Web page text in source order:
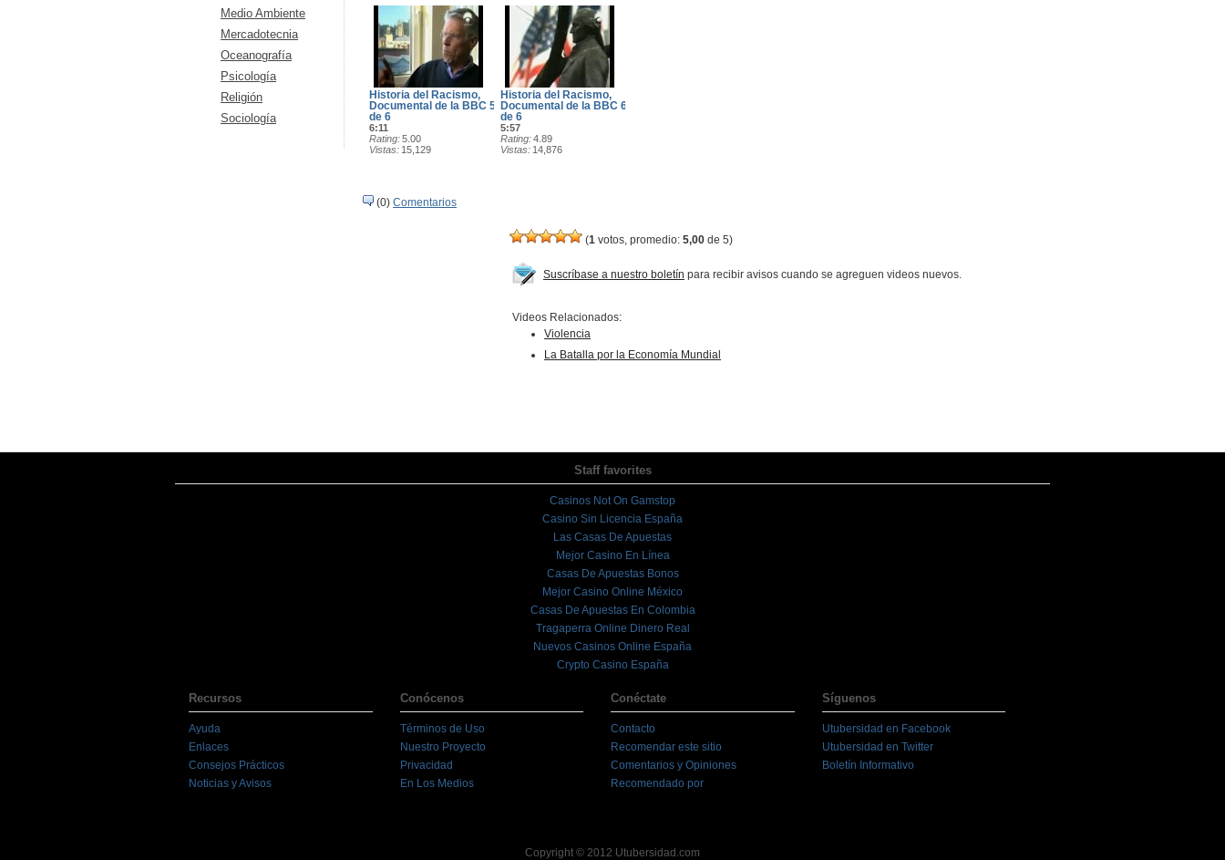
Medio Ambiente
Mercadotecnia
Oceanografía
Psicología
Religión
Sociología
Historia del Racismo,
Documental de la BBC 5
de 6
6:11
Rating 5.00
Vistas 15,129
Historia del Racismo,
Documental de la BBC 6
de 6
5:57
Rating 4.89
Vistas 14,876
(0) Comentarios
(1 votos, promedio: 5,00 de 5)
Suscríbase a nuestro boletín para recibir avisos cuando se agreguen videos nuevos.
Videos Relacionados:
Violencia
La Batalla por la Economía Mundial
Staff favorites
Casinos Not On Gamstop
Casino Sin Licencia España
Las Casas De Apuestas
Mejor Casino En Línea
Casas De Apuestas Bonos
Mejor Casino Online México
Casas De Apuestas En Colombia
Tragaperra Online Dinero Real
Nuevos Casinos Online España
Crypto Casino España
Recursos
Ayuda
Enlaces
Consejos Prácticos
Noticias y Avisos
Conócenos
Términos de Uso
Nuestro Proyecto
Privacidad
En Los Medios
Conéctate
Contacto
Recomendar este sitio
Comentarios y Opiniones
Recomendado por
Síguenos
Utubersidad en Facebook
Utubersidad en Twitter
Boletín Informativo
Copyright © 2012 Utubersidad.com